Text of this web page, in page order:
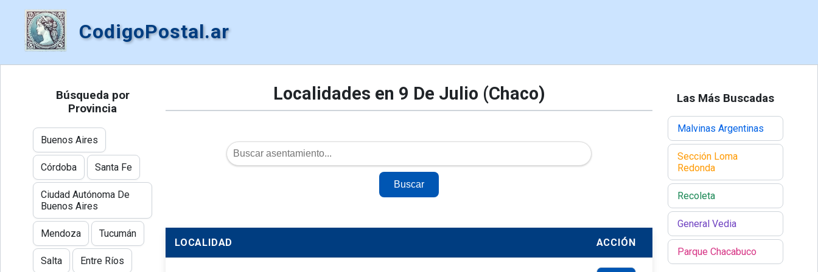
CodigoPostal.ar
Localidades en 9 De Julio (Chaco)
Buscar
LOCALIDAD ACCIÓN
Búsqueda por
Provincia
Buenos Aires
Córdoba Santa Fe
Ciudad Autónoma De
Buenos Aires
Mendoza Tucumán
Salta Entre Ríos
Las Más Buscadas
Malvinas Argentinas
Sección Loma
Redonda
Recoleta
General Vedia
Parque Chacabuco